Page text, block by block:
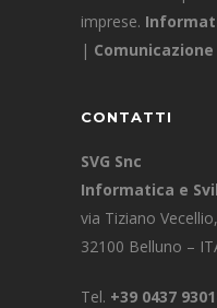
imprese.
|
CONTATTI
SVG Snc
Informatica e
via Tiziano
32100 Belluno –
Tel. +39 0437